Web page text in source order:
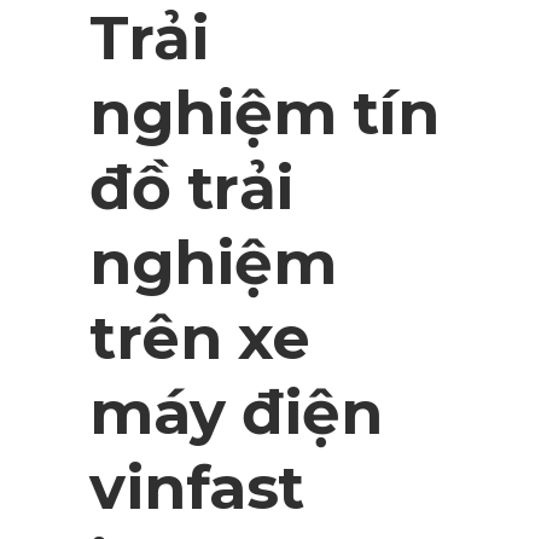
Trải
nghiệm tín
đồ trải
nghiệm
trên xe
máy điện
vinfast